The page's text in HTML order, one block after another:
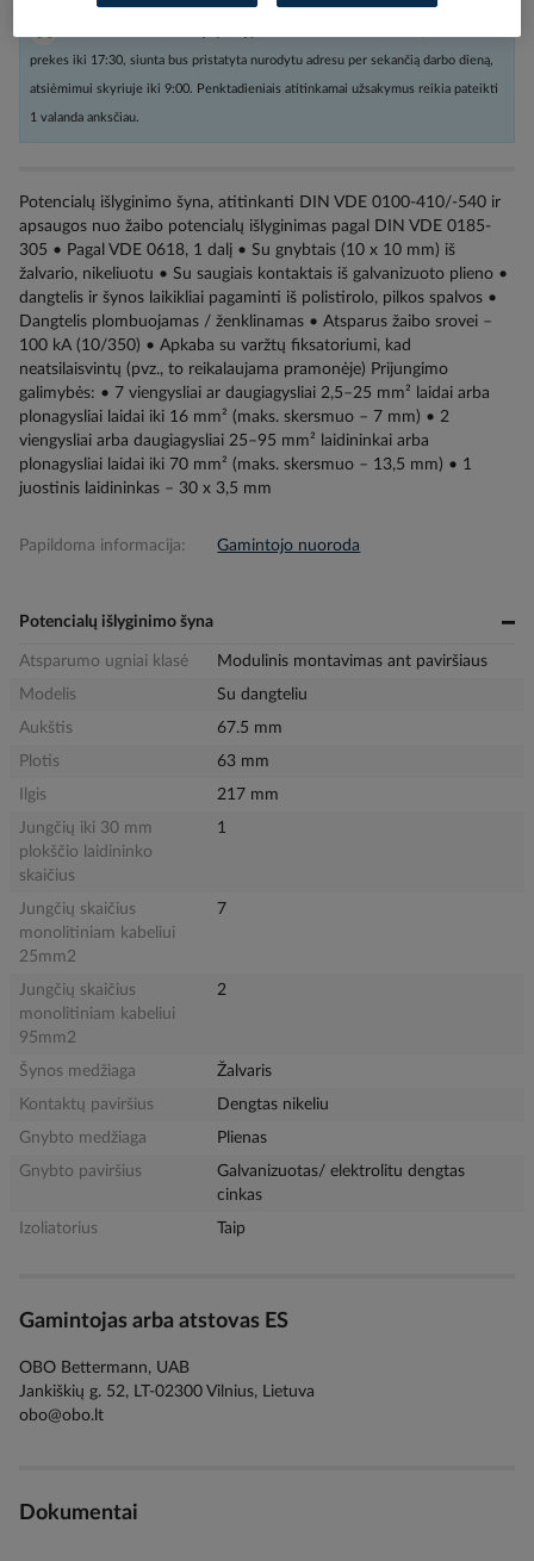
prekes iki 17:30, siunta bus pristatyta nurodytu adresu per sekančią darbo dieną,
atsiėmimui skyriuje iki 9:00. Penktadieniais atitinkamai užsakymus reikia pateikti
1 valanda anksčiau.
Potencialų išlyginimo šyna, atitinkanti DIN VDE 0100-410/-540 ir
apsaugos nuo žaibo potencialų išlyginimas pagal DIN VDE 0185-
305 • Pagal VDE 0618, 1 dalį • Su gnybtais (10 x 10 mm) iš
žalvario, nikeliuotu • Su saugiais kontaktais iš galvanizuoto plieno •
dangtelis ir šynos laikikliai pagaminti iš polistirolo, pilkos spalvos •
Dangtelis plombuojamas / ženklinamas • Atsparus žaibo srovei –
100 kA (10/350) • Apkaba su varžtų fiksatoriumi, kad
neatsilaisvintų (pvz., to reikalaujama pramonėje) Prijungimo
galimybės: • 7 viengysliai ar daugiagysliai 2,5–25 mm² laidai arba
plonagysliai laidai iki 16 mm² (maks. skersmuo – 7 mm) • 2
viengysliai arba daugiagysliai 25–95 mm² laidininkai arba
plonagysliai laidai iki 70 mm² (maks. skersmuo – 13,5 mm) • 1
juostinis laidininkas – 30 x 3,5 mm
Papildoma informacija: Gamintojo nuoroda
Potencialų išlyginimo šyna
Atsparumo ugniai klasė
Modulinis montavimas ant paviršiaus
Modelis
Su dangteliu
Aukštis
67.5 mm
Plotis
63 mm
Ilgis
217 mm
Jungčių iki 30 mm
plokščio laidininko
skaičius
1
Jungčių skaičius
monolitiniam kabeliui
25mm2
7
Jungčių skaičius
monolitiniam kabeliui
95mm2
2
Šynos medžiaga
Žalvaris
Kontaktų paviršius
Dengtas nikeliu
Gnybto medžiaga
Plienas
Gnybto paviršius
Galvanizuotas/ elektrolitu dengtas
cinkas
Izoliatorius
Taip
Gamintojas arba atstovas ES
OBO Bettermann, UAB
Jankiškių g. 52, LT-02300 Vilnius, Lietuva
obo@obo.lt
Dokumentai